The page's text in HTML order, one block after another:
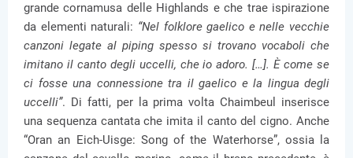
grande cornamusa delle Highlands e che trae ispirazione
da elementi naturali: “Nel folklore gaelico e nelle vecchie
canzoni legate al piping spesso si trovano vocaboli che
imitano il canto degli uccelli, che io adoro. […]. È come se
ci fosse una connessione tra il gaelico e la lingua degli
uccelli”. Di fatti, per la prima volta Chaimbeul inserisce
una sequenza cantata che imita il canto del cigno. Anche
“Oran an Eich-Uisge: Song of the Waterhorse”, ossia la